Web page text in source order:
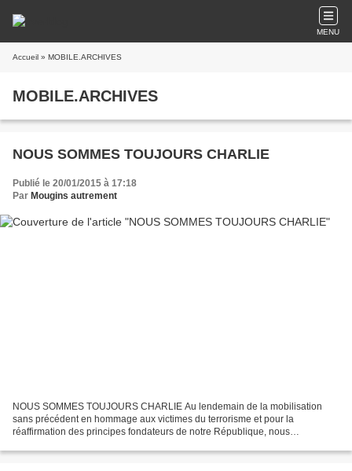
MENU
Accueil » MOBILE.ARCHIVES
MOBILE.ARCHIVES
NOUS SOMMES TOUJOURS CHARLIE
Publié le 20/01/2015 à 17:18
Par Mougins autrement
NOUS SOMMES TOUJOURS CHARLIE Au lendemain de la mobilisation
sans précédent en hommage aux victimes du terrorisme et pour la
réaffirmation des principes fondateurs de notre République, nous